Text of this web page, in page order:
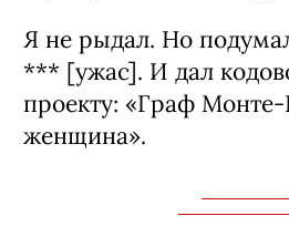
Я не рыдал. Но
*** [ужас]. И дал
проекту: «Граф
женщина».